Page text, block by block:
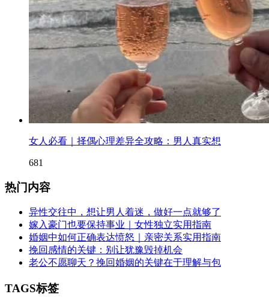
女人必看｜择偶心理差异全攻略：男人真实想
681
热门内容
异性交往中，想让男人着迷，做好一点就够了
嫁入豪门也要保持事业｜女性独立实用指南
婚姻中如何正确表达愤怒｜亲密关系实用指南
挽回感情的关键：别让犹豫毁掉机会
老公不愿聊天？挽回婚姻的关键在于理解与包
TAGS标签